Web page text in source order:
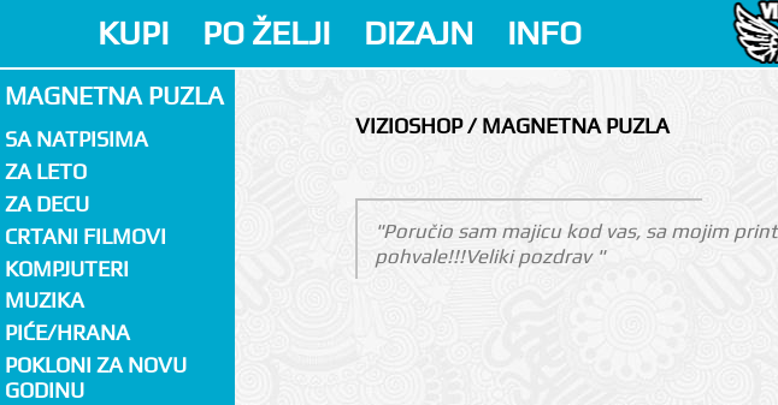
KUPI PO ŽELJI DIZAJN INFO
MAGNETNA PUZLA
SA NATPISIMA
ZA LETO
ZA DECU
CRTANI FILMOVI
KOMPJUTERI
MUZIKA
PIĆE/HRANA
POKLONI ZA NOVU
GODINU
VIZIOSHOP / MAGNETNA PUZLA
"Poručio sam majicu kod vas, sa mojim
pohvale!!!Veliki pozdrav "